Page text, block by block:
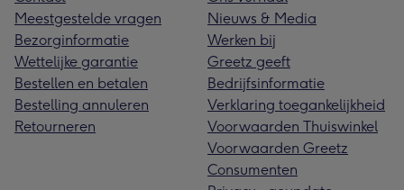
Meestgestelde vragen
Bezorginformatie
Wettelijke garantie
Bestellen en betalen
Bestelling annuleren
Retourneren
Nieuws & Media
Werken bij
Greetz geeft
Bedrijfsinformatie
Verklaring toegankelijkheid
Voorwaarden Thuiswinkel
Voorwaarden Greetz
Consumenten